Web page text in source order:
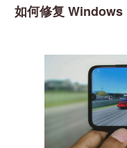
如何修复 Windows